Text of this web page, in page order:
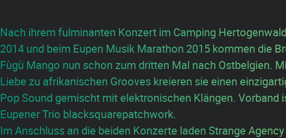
Nach ihrem fulminanten Konzert im Camping
2014 und beim Eupen Musik Marathon 2015 kommen die
Fùgù Mango nun schon zum dritten Mal nach Ostbelgien.
Liebe zu afrikanischen Grooves kreieren sie einen
Pop Sound gemischt mit elektronischen Klängen. Vorband
Eupener Trio blacksquarepatchwork.
Im Anschluss an die beiden Konzerte laden Strange